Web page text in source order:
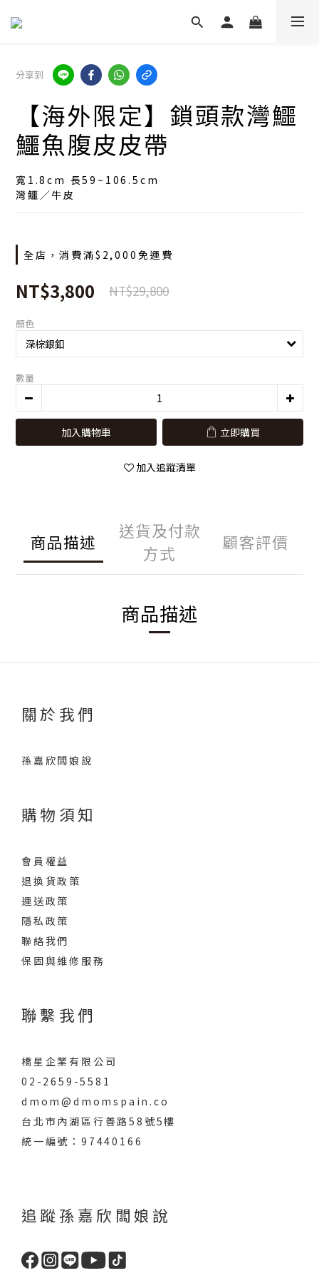
分享到
【海外限定】鎖頭款灣鱷
鱷魚腹皮皮帶
寬1.8cm 長59~106.5cm
灣鱷／牛皮
全店，消費滿$2,000免運費
NT$3,800 NT$29,800
顏色
數量
加入購物車 立即購買
加入追蹤清單
商品描述
送貨及付款
方式
顧客評價
商品描述
關於我們
孫嘉欣闆娘說
購物須知
會員權益
退換貨政策
運送政策
隱私政策
聯絡我們
保固與維修服務
聯繫我們
橋星企業有限公司
02-2659-5581
dmom@dmomspain.co
台北市內湖區行善路58號5樓
統一編號：97440166
追蹤孫嘉欣闆娘說